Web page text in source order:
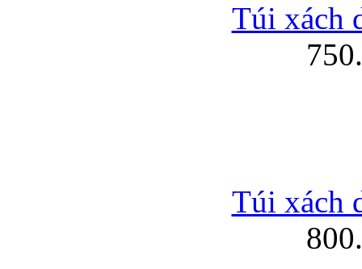
Túi xách
Túi xách